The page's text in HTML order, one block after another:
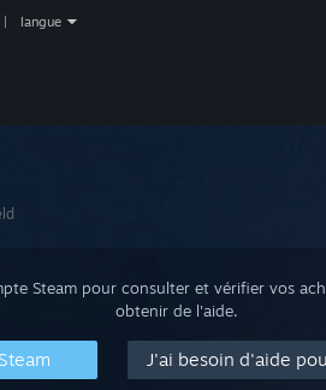
langue
Steam pour consulter et vérifier vos
obtenir de l'aide.
J'ai besoin d'aide